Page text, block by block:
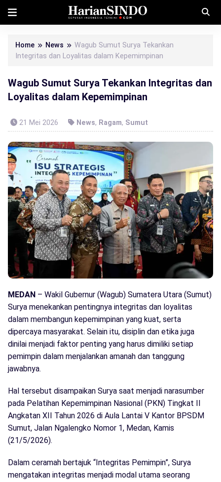
Home News
Wagub Sumut Surya Tekankan
Integritas dan Loyalitas dalam Kepemimpinan
Wagub Sumut Surya Tekankan Integritas dan
Loyalitas dalam Kepemimpinan
21 Mei 2026 News, Ragam, Sumut
MEDAN – Wakil Gubernur (Wagub) Sumatera Utara (Sumut)
Surya menekankan pentingnya integritas dan loyalitas
dalam membangun kepemimpinan yang kuat, serta
dipercaya masyarakat. Selain itu, disiplin dan etika juga
dinilai menjadi faktor penting yang harus dimiliki setiap
pemimpin dalam menjalankan amanah dan tanggung
jawabnya.
Hal tersebut disampaikan Surya saat menjadi narasumber
pada Pelatihan Kepemimpinan Nasional (PKN) Tingkat II
Angkatan XII Tahun 2026 di Aula Lantai V Kantor BPSDM
Sumut, Jalan Ngalengko Nomor 1, Medan, Kamis
(21/5/2026).
Dalam ceramah bertajuk “Integritas Pemimpin”, Surya
mengatakan integritas menjadi modal utama seorang